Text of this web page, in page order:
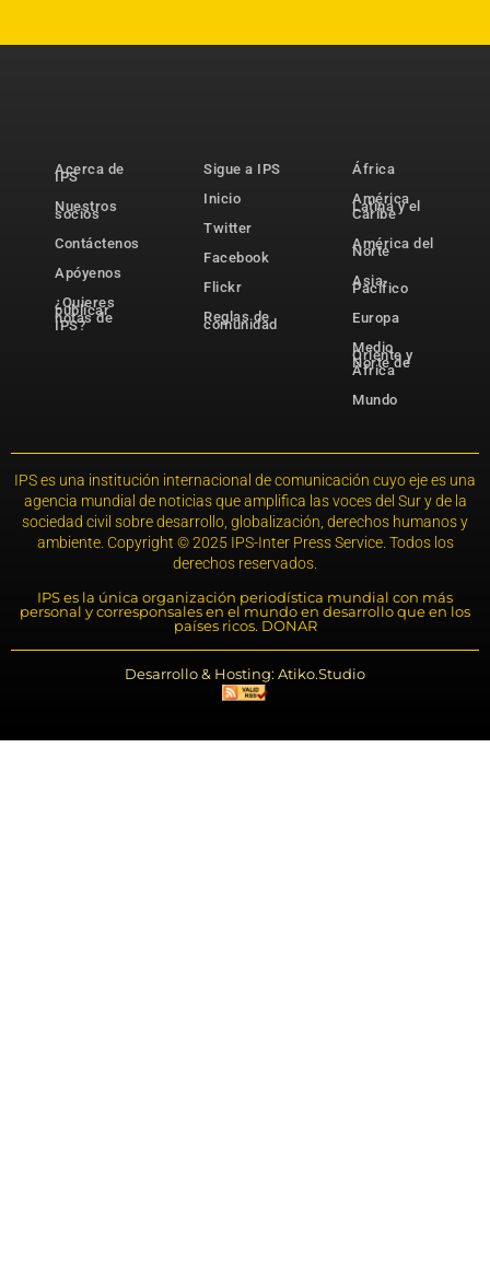
Acerca de
IPS
Nuestros
socios
Contáctenos
Apóyenos
¿Quieres
publicar
notas de
IPS?
Sigue a IPS
Inicio
Twitter
Facebook
Flickr
Reglas de
comunidad
África
América
Latina y el
Caribe
América del
Norte
Asia-
Pacífico
Europa
Medio
Oriente y
Norte de
África
Mundo
IPS es una institución internacional de comunicación cuyo eje es una
agencia mundial de noticias que amplifica las voces del Sur y de la
sociedad civil sobre desarrollo, globalización, derechos humanos y
ambiente. Copyright © 2025 IPS-Inter Press Service. Todos los
derechos reservados.
IPS es la única organización periodística mundial con más
personal y corresponsales en el mundo en desarrollo que en los
países ricos. DONAR
Desarrollo & Hosting: Atiko.Studio